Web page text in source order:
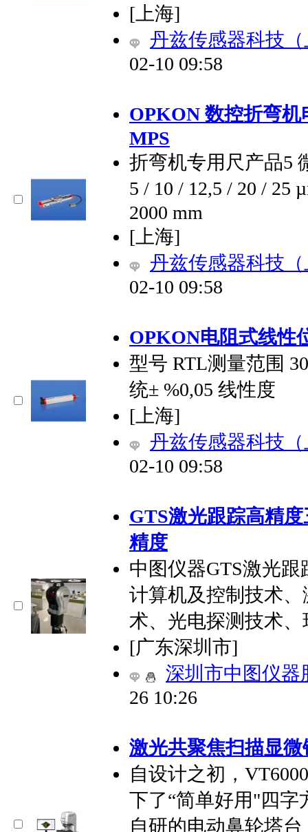
[上海]
丹兹传感器科技
02-10 09:58
OPKON 数控折弯
MPS
折弯机专用尺产品5
5 / 10 / 12,5 / 20 / 25
2000 mm
[上海]
丹兹传感器科技
02-10 09:58
OPKON电阻式线性
型号 RTL测量范围
统± %0,05 线性度
[上海]
丹兹传感器科技
02-10 09:58
GTS激光跟踪高精
精度
中图仪器GTS激光
计算机及控制技术
术、光电探测技术
[广东深圳市]
深圳市中图仪器
26 10:26
激光共聚焦扫描显微
自设计之初，
下了“简单好用"四字
自研的电动鼻轮塔